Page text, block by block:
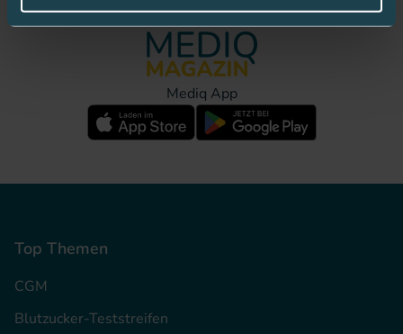
Bleiben Sie gut informiert:
Mediq App
Top Themen
CGM
Blutzucker-Teststreifen